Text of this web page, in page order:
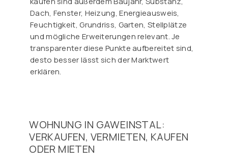
Dach, Fenster, Heizung, Energieausweis,
Feuchtigkeit, Grundriss, Garten, Stellplätze
und mögliche Erweiterungen relevant. Je
transparenter diese Punkte aufbereitet sind,
desto besser lässt sich der Marktwert
erklären.
WOHNUNG IN GAWEINSTAL:
VERKAUFEN, VERMIETEN, KAUFEN
ODER MIETEN